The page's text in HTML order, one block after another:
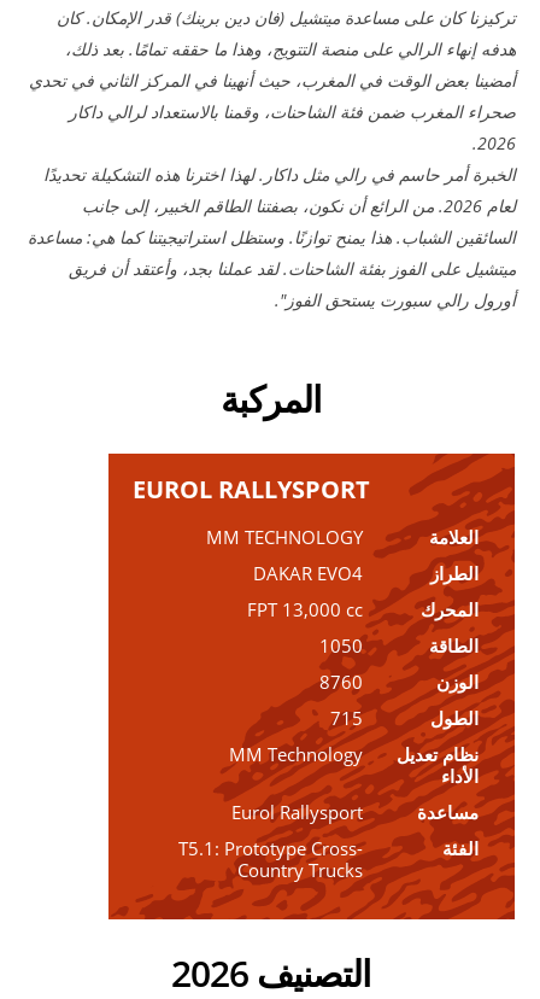
تركيزنا كان على مساعدة ميتشيل (فان دين برينك) قدر الإمكان. كان
هدفه إنهاء الرالي على منصة التتويج، وهذا ما حققه تمامًا. بعد ذلك،
أمضينا بعض الوقت في المغرب، حيث أنهينا في المركز الثاني في تحدي
صحراء المغرب ضمن فئة الشاحنات، وقمنا بالاستعداد لرالي داكار
2026.
الخبرة أمر حاسم في رالي مثل داكار. لهذا اخترنا هذه التشكيلة تحديدًا
لعام 2026. من الرائع أن نكون، بصفتنا الطاقم الخبير، إلى جانب
السائقين الشباب. هذا يمنح توازنًا. وستظل استراتيجيتنا كما هي: مساعدة
ميتشيل على الفوز بفئة الشاحنات. لقد عملنا بجد، وأعتقد أن فريق
أورول رالي سبورت يستحق الفوز".
المركبة
EUROL RALLYSPORT
العلامة
MM TECHNOLOGY
الطراز
DAKAR EVO4
المحرك
FPT 13,000 cc
الطاقة
1050
الوزن
8760
الطول
715
نظام تعديل
الأداء
MM Technology
مساعدة
Eurol Rallysport
الفئة
T5.1: Prototype Cross-
Country Trucks
التصنيف 2026